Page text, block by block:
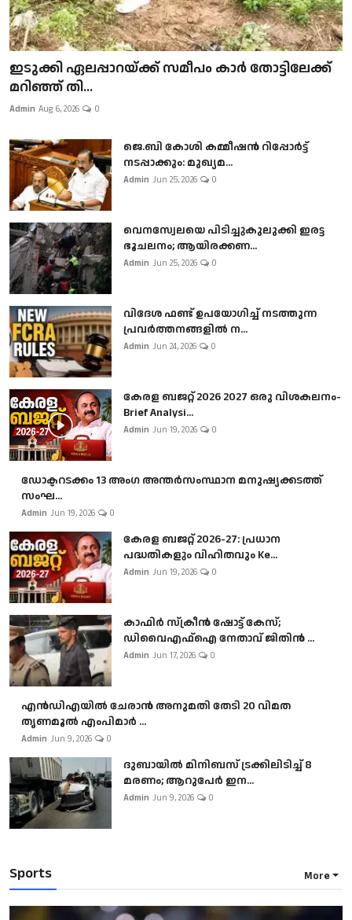
ഇടുക്കി ഏലപ്പാറയ്ക്ക് സമീപം കാർ തോട്ടിലേക്ക്
മറിഞ്ഞ് തി...
Admin Aug 6, 2026 0
ജെ.ബി കോശി കമ്മീഷൻ റിപ്പോർട്ട്
നടപ്പാക്കും: മുഖ്യമ...
Admin Jun 25, 2026 0
വെനസ്വേലയെ പിടിച്ചുകുലുക്കി ഇരട്ട
ഭൂചലനം; ആയിരക്കണ...
Admin Jun 25, 2026 0
വിദേശ ഫണ്ട് ഉപയോഗിച്ച് നടത്തുന്ന
പ്രവർത്തനങ്ങളിൽ ന...
Admin Jun 24, 2026 0
കേരള ബജറ്റ് 2026 2027 ഒരു വിശകലനം-
Brief Analysi...
Admin Jun 19, 2026 0
ഡോക്ടറടക്കം 13 അംഗ അന്തർസംസ്ഥാന മനുഷ്യക്കടത്ത്
സംഘ...
Admin Jun 19, 2026 0
കേരള ബജറ്റ് 2026-27: പ്രധാന
പദ്ധതികളും വിഹിതവും Ke...
Admin Jun 19, 2026 0
കാഫിർ സ്‌ക്രീൻ ഷോട്ട് കേസ്;
ഡിവൈഎഫ്ഐ നേതാവ് ജിതിൻ ...
Admin Jun 17, 2026 0
എൻഡിഎയിൽ ചേരാൻ അനുമതി തേടി 20 വിമത
തൃണമൂൽ എംപിമാർ ...
Admin Jun 9, 2026 0
ദുബായിൽ മിനിബസ്​ ട്രക്കിലിടിച്ച് 8
മരണം; ആറുപേർ ഇന...
Admin Jun 9, 2026 0
Sports More